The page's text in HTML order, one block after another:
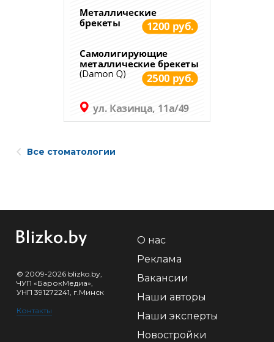
Все стоматологии
© 2009-2026 blizko.by,
ЧУП «БарокМедиа»,
УНП 391272241, г.Минск
Контакты
О нас
Реклама
Вакансии
Наши авторы
Наши эксперты
Новостройки